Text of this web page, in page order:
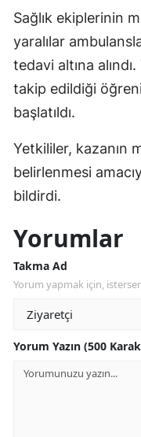
Sağlık ekiplerinin
yaralılar
tedavi altına alındı.
takip edildiği
başlatıldı.
Yetkililer, kazanın
belirlenmesi
bildirdi.
Yorumlar
Takma Ad
Yorum yapmak için,
Yorum Yazın (500